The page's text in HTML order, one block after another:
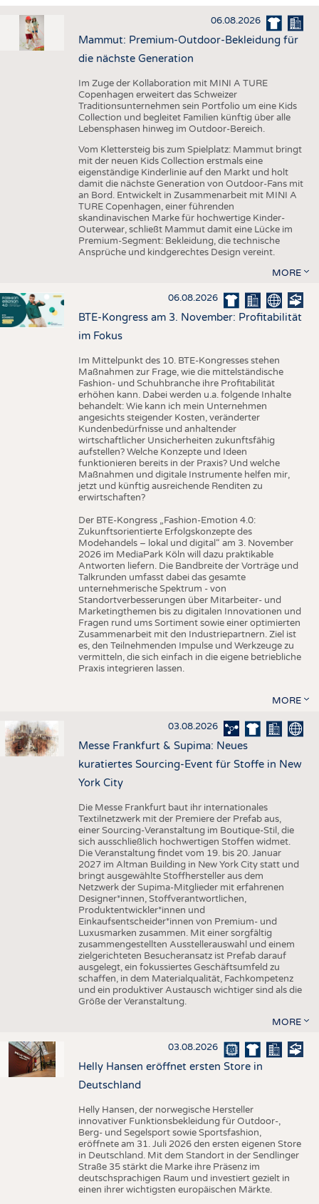
HAUS- UND HEIMTEXTILIEN
BEKLEIDUNG
TESTS
AUSSCHREIBUNGEN
DTV AUSSCHREIBUNGSDIENST
STATISTICS
DAUNENCHECK
ADRESSEN & LINKS
PUBLIKATIONEN
TERMINE
BRANCHENTERMINE
06.08.2026
Mammut: Premium-Outdoor-Bekleidung für
die nächste Generation
Im Zuge der Kollaboration mit MINI A TURE
Copenhagen erweitert das Schweizer
Traditionsunternehmen sein Portfolio um eine Kids
Collection und begleitet Familien künftig über alle
Lebensphasen hinweg im Outdoor-Bereich.
Vom Klettersteig bis zum Spielplatz: Mammut bringt
mit der neuen Kids Collection erstmals eine
eigenständige Kinderlinie auf den Markt und holt
damit die nächste Generation von Outdoor-Fans mit
an Bord. Entwickelt in Zusammenarbeit mit MINI A
TURE Copenhagen, einer führenden
skandinavischen Marke für hochwertige Kinder-
Outerwear, schließt Mammut damit eine Lücke im
Premium-Segment: Bekleidung, die technische
Ansprüche und kindgerechtes Design vereint.
MORE
06.08.2026
BTE-Kongress am 3. November: Profitabilität
im Fokus
Im Mittelpunkt des 10. BTE-Kongresses stehen
Maßnahmen zur Frage, wie die mittelständische
Fashion- und Schuhbranche ihre Profitabilität
erhöhen kann. Dabei werden u.a. folgende Inhalte
behandelt: Wie kann ich mein Unternehmen
angesichts steigender Kosten, veränderter
Kundenbedürfnisse und anhaltender
wirtschaftlicher Unsicherheiten zukunftsfähig
aufstellen? Welche Konzepte und Ideen
funktionieren bereits in der Praxis? Und welche
Maßnahmen und digitale Instrumente helfen mir,
jetzt und künftig ausreichende Renditen zu
erwirtschaften?
Der BTE-Kongress „Fashion-Emotion 4.0:
Zukunftsorientierte Erfolgskonzepte des
Modehandels – lokal und digital“ am 3. November
2026 im MediaPark Köln will dazu praktikable
Antworten liefern. Die Bandbreite der Vorträge und
Talkrunden umfasst dabei das gesamte
unternehmerische Spektrum - von
Standortverbesserungen über Mitarbeiter- und
Marketingthemen bis zu digitalen Innovationen und
Fragen rund ums Sortiment sowie einer optimierten
Zusammenarbeit mit den Industriepartnern. Ziel ist
es, den Teilnehmenden Impulse und Werkzeuge zu
vermitteln, die sich einfach in die eigene betriebliche
Praxis integrieren lassen.
MORE
03.08.2026
Messe Frankfurt & Supima: Neues
kuratiertes Sourcing-Event für Stoffe in New
York City
Die Messe Frankfurt baut ihr internationales
Textilnetzwerk mit der Premiere der Prefab aus,
einer Sourcing-Veranstaltung im Boutique-Stil, die
sich ausschließlich hochwertigen Stoffen widmet.
Die Veranstaltung findet vom 19. bis 20. Januar
2027 im Altman Building in New York City statt und
bringt ausgewählte Stoffhersteller aus dem
Netzwerk der Supima-Mitglieder mit erfahrenen
Designer*innen, Stoffverantwortlichen,
Produktentwickler*innen und
Einkaufsentscheider*innen von Premium- und
Luxusmarken zusammen. Mit einer sorgfältig
zusammengestellten Ausstellerauswahl und einem
zielgerichteten Besucheransatz ist Prefab darauf
ausgelegt, ein fokussiertes Geschäftsumfeld zu
schaffen, in dem Materialqualität, Fachkompetenz
und ein produktiver Austausch wichtiger sind als die
Größe der Veranstaltung.
MORE
03.08.2026
Helly Hansen eröffnet ersten Store in
Deutschland
Helly Hansen, der norwegische Hersteller
innovativer Funktionsbekleidung für Outdoor-,
Berg- und Segelsport sowie Sportsfashion,
eröffnete am 31. Juli 2026 den ersten eigenen Store
in Deutschland. Mit dem Standort in der Sendlinger
Straße 35 stärkt die Marke ihre Präsenz im
deutschsprachigen Raum und investiert gezielt in
einen ihrer wichtigsten europäischen Märkte.